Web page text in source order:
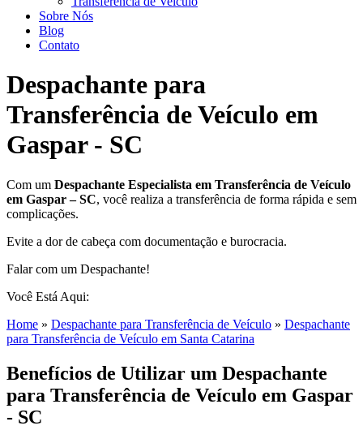
Sobre Nós
Blog
Contato
Despachante para
Transferência de Veículo em
Gaspar - SC
Com um Despachante Especialista em Transferência de Veículo
em Gaspar – SC, você realiza a transferência de forma rápida e sem
complicações.
Evite a dor de cabeça com documentação e burocracia.
Falar com um Despachante!
Você Está Aqui:
Home » Despachante para Transferência de Veículo » Despachante
para Transferência de Veículo em Santa Catarina
Benefícios de Utilizar um Despachante
para Transferência de Veículo em Gaspar
- SC